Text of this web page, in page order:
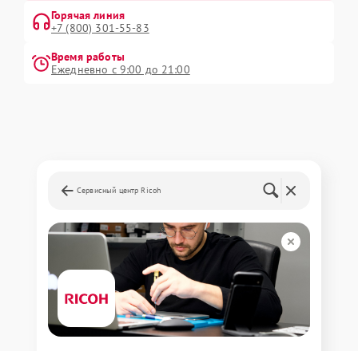
Горячая линия
+7 (800) 301-55-83
Время работы
Ежедневно с 9:00 до 21:00
Сервисный центр Ricoh